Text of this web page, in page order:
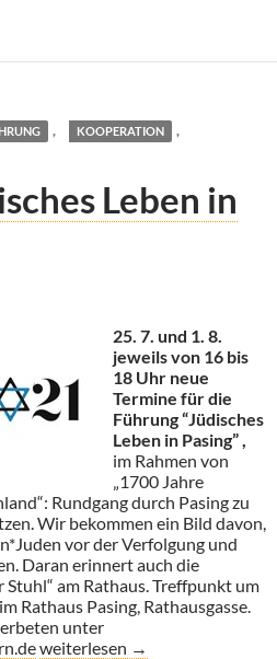
, KOOPERATION ,
Leben in
25. 7. und 1. 8.
jeweils von 16 bis
18 Uhr neue
Termine für die
Führung “Jüdisches
Leben in Pasing” ,
im Rahmen von
„1700 Jahre
Rundgang durch Pasing zu
Wir bekommen ein Bild davon,
vor der Verfolgung und
Daran erinnert auch die
am Rathaus. Treffpunkt um
Rathaus Pasing, Rathausgasse.
unter
Führung Jüdisches Leben in
weiterlesen →